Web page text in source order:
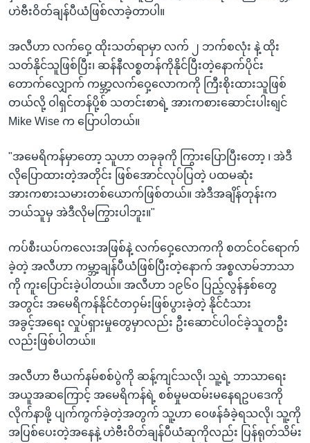
ဟဲဗီးဝိတ်ချန်ပီယံဖြစ်လာခဲ့တာပါ။
အလီဟာ လက်ဝှေ့ ထိုးသတ်ရာမှာ လက် ၂ ဘက်စလုံး နဲ့ ထိုး
သတ်နိုင်သူဖြစ်ပြီး၊ ဆန်နီလစ္စတန်ကိုနိုင်ပြီးတဲ့နောက်ပိုင်း
တောက်လျှောက် ကမ္ဘာ့လက်ဝှေ့လောကကို ကြီးစိုးထားသူဖြစ်
တယ်လို့ ဝါရှင်တန်ပို့စ် သတင်းစာရဲ့ အားကစားဆောင်းပါးရျင်
Mike Wise က ပြောပါတယ်။
"အမေရိကန်မှာတော့ သူဟာ တခုခုကို ကြွားပြောပြီးတော့ ၊ အဲဒီ
လိုပြောထားတဲ့အတိုင်း ဖြစ်အောင်လုပ်ပြတဲ့ ပထမဆုံး
အားကစားသမားတစ်ယောက်ဖြစ်တယ်။ အဲဒီအချိန်တုန်းက
ဘယ်သူမှ အဲဒီလိုမကြွားပါဘူး။"
ကပ်စီးယပ်ကလေးအဖြစ်နဲ့ လက်ဝှေ့လောကကို စတင်ဝင်ရောက်
ခဲ့တဲ့ အလီဟာ ကမ္ဘာ့ချန်ပီယံဖြစ်ပြီးတဲ့နောက် အစ္စလာမ်ဘာသာ
ကို ကူးပြောင်းခဲ့ပါတယ်။ အလီဟာ ၁၉၆၀ ပြည့်လွန်နှစ်တွေ
အတွင်း အမေရိကန်နိုင်ငံတဝှမ်းဖြစ်ပွားခဲ့တဲ့ နိုင်ငံသား
အခွင့်အရေး လှုပ်ရှားမှုတွေမှာလည်း ဦးဆောင်ပါဝင်ခဲ့သူတဦး
လည်းဖြစ်ပါတယ်။
အလီဟာ ဗီယက်နမ်စစ်ပွဲကို ဆန့်ကျင်သလို၊ သူ့ရဲ့ ဘာသာရေး
အယူအဆကြောင့် အမေရိကန်ရဲ့ စစ်မှုမထမ်းမနေရဥပဒေကို
လိုက်နာဖို့ ပျက်ကွက်ခဲ့တဲ့အတွက် သူ့ဟာ ဝေဖန်ခံခဲ့ရသလို၊ သူ့ကို
အပြစ်ပေးတဲ့အနေနဲ့ ဟဲဗီးဝိတ်ချန်ပီယံဆုကိုလည်း ပြန်ရုတ်သိမ်း